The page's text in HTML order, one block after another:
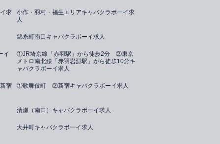
求
小作・羽村・福生エリアキャバクラボーイ求
人
錦糸町南口キャバクラボーイ求人
イ
①JR埼京線「赤羽駅」から徒歩2分 ②東京
メトロ南北線「赤羽岩淵駅」から徒歩10分キ
ャバクラボーイ求人
宿 ①歌舞伎町 ②新宿キャバクラボーイ求人
清瀬（南口）キャバクラボーイ求人
大井町キャバクラボーイ求人